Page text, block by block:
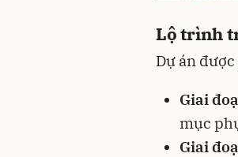
Lộ trình
Dự án
Giai
mục
Giai